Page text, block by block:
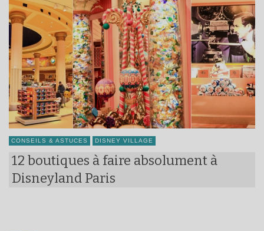
CONSEILS & ASTUCES DISNEY VILLAGE
12 boutiques à faire absolument à
Disneyland Paris